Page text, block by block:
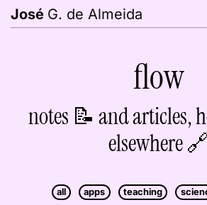
José G. de Almeida
flow
notes 📝 and articles,
elsewhere 🔗
all apps teaching